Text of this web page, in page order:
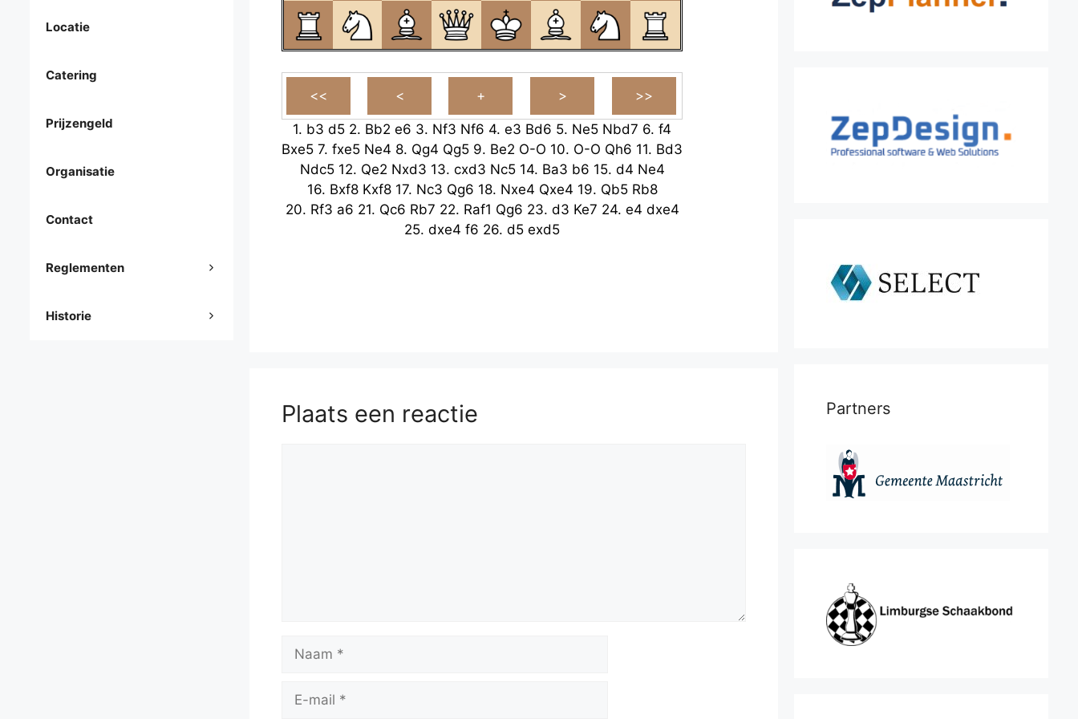
1. b3 d5 2. Bb2 e6 3. Nf3 Nf6 4. e3 Bd6 5. Ne5 Nbd7 6. f4
Bxe5 7. fxe5 Ne4 8. Qg4 Qg5 9. Be2 O-O 10. O-O Qh6 11. Bd3
Ndc5 12. Qe2 Nxd3 13. cxd3 Nc5 14. Ba3 b6 15. d4 Ne4
16. Bxf8 Kxf8 17. Nc3 Qg6 18. Nxe4 Qxe4 19. Qb5 Rb8
20. Rf3 a6 21. Qc6 Rb7 22. Raf1 Qg6 23. d3 Ke7 24. e4 dxe4
25. dxe4 f6 26. d5 exd5
Plaats een reactie
mail
Locatie
Catering
Prijzengeld
Organisatie
Contact
Reglementen
Historie
Partners